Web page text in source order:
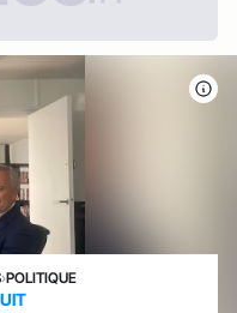
›POLITIQUE